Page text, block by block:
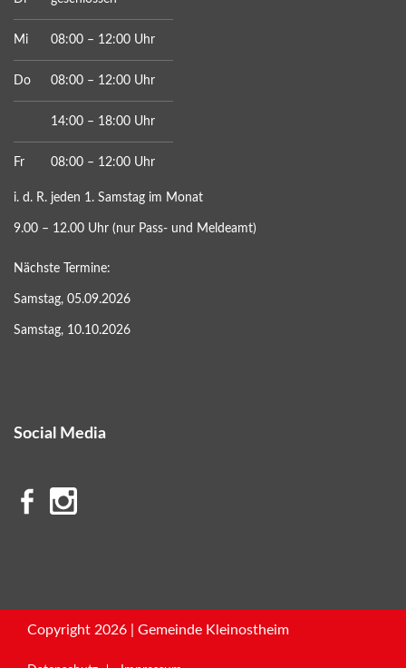
Mi 08:00 – 12:00 Uhr
Do 08:00 – 12:00 Uhr
14:00 – 18:00 Uhr
Fr 08:00 – 12:00 Uhr
i. d. R. jeden 1. Samstag im Monat
9.00 – 12.00 Uhr (nur Pass- und Meldeamt)
Nächste Termine:
Samstag, 05.09.2026
Samstag, 10.10.2026
Social Media
Copyright 2026 | Gemeinde Kleinostheim